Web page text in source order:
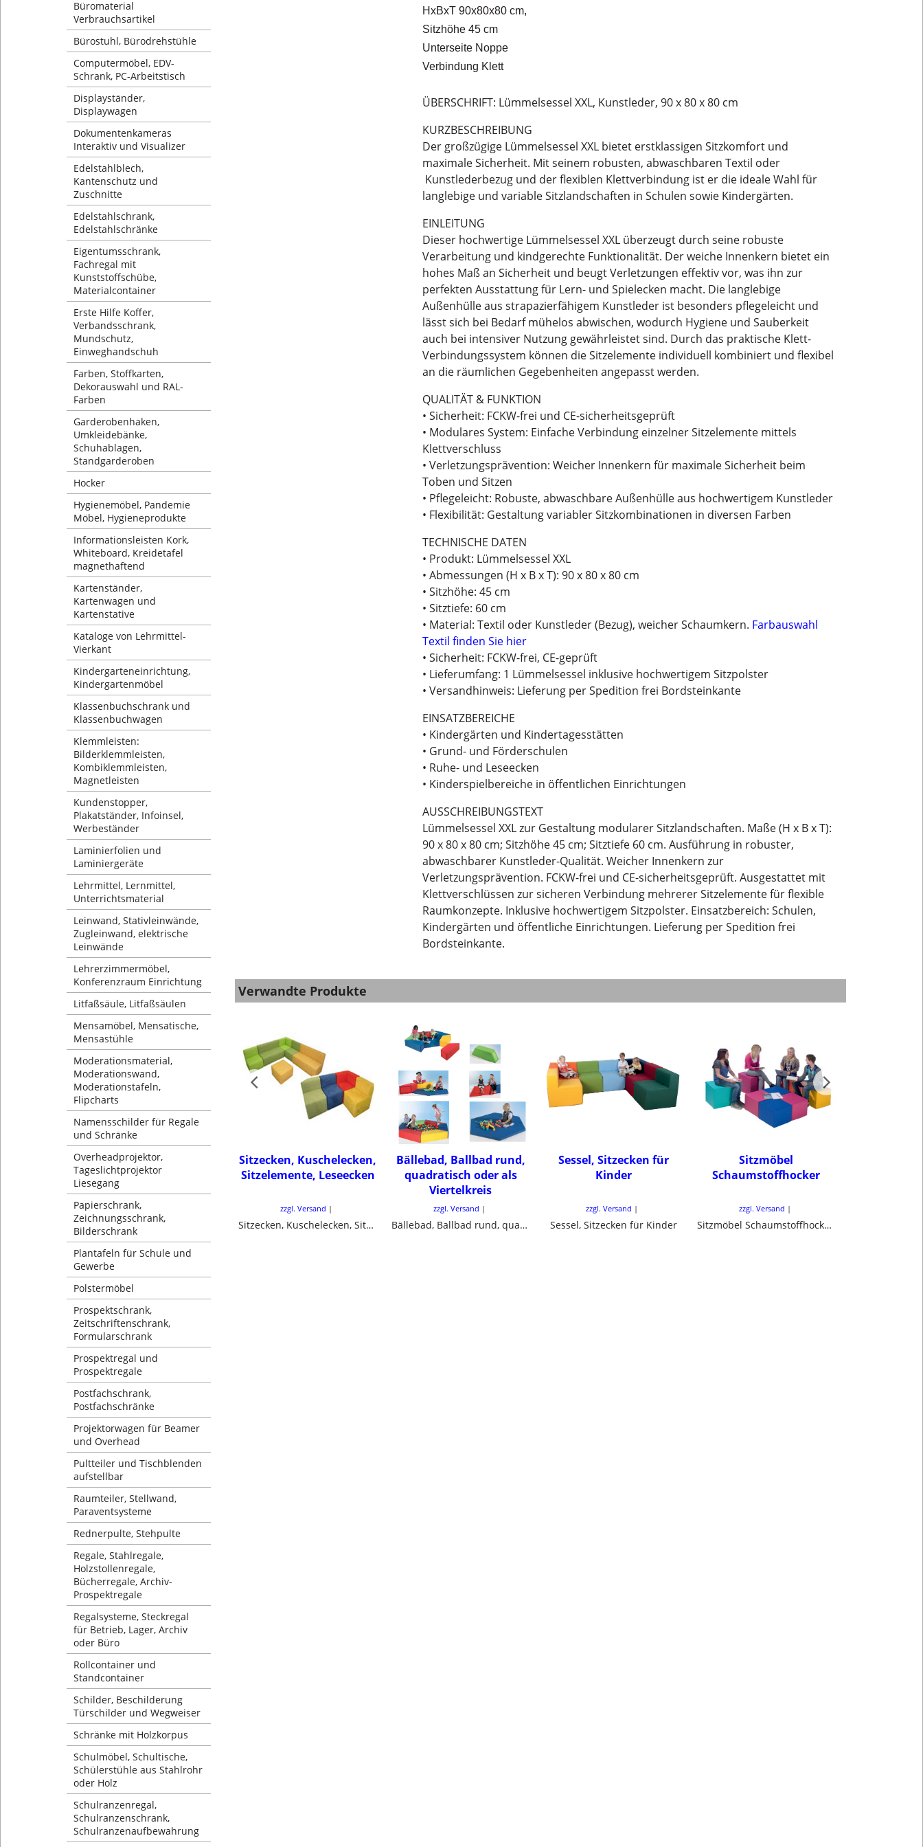
Büromaterial
Verbrauchsartikel
Bürostuhl, Bürodrehstühle
Computermöbel, EDV-
Schrank, PC-Arbeitstisch
Displayständer,
Displaywagen
Dokumentenkameras
Interaktiv und Visualizer
Edelstahlblech,
Kantenschutz und
Zuschnitte
Edelstahlschrank,
Edelstahlschränke
Eigentumsschrank,
Fachregal mit
Kunststoffschübe,
Materialcontainer
Erste Hilfe Koffer,
Verbandsschrank,
Mundschutz,
Einweghandschuh
Farben, Stoffkarten,
Dekorauswahl und RAL-
Farben
Garderobenhaken,
Umkleidebänke,
Schuhablagen,
Standgarderoben
Hocker
Hygienemöbel, Pandemie
Möbel, Hygieneprodukte
Informationsleisten Kork,
Whiteboard, Kreidetafel
magnethaftend
Kartenständer,
Kartenwagen und
Kartenstative
Kataloge von Lehrmittel-
Vierkant
Kindergarteneinrichtung,
Kindergartenmöbel
Klassenbuchschrank und
Klassenbuchwagen
Klemmleisten:
Bilderklemmleisten,
Kombiklemmleisten,
Magnetleisten
Kundenstopper,
Plakatständer, Infoinsel,
Werbeständer
Laminierfolien und
Laminiergeräte
Lehrmittel, Lernmittel,
Unterrichtsmaterial
Leinwand, Stativleinwände,
Zugleinwand, elektrische
Leinwände
Lehrerzimmermöbel,
Konferenzraum Einrichtung
Litfaßsäule, Litfaßsäulen
Mensamöbel, Mensatische,
Mensastühle
Moderationsmaterial,
Moderationswand,
Moderationstafeln,
Flipcharts
Namensschilder für Regale
und Schränke
Overheadprojektor,
Tageslichtprojektor
Liesegang
Papierschrank,
Zeichnungsschrank,
Bilderschrank
Plantafeln für Schule und
Gewerbe
Polstermöbel
Prospektschrank,
Zeitschriftenschrank,
Formularschrank
Prospektregal und
Prospektregale
Postfachschrank,
Postfachschränke
Projektorwagen für Beamer
und Overhead
Pultteiler und Tischblenden
aufstellbar
Raumteiler, Stellwand,
Paraventsysteme
Rednerpulte, Stehpulte
Regale, Stahlregale,
Holzstollenregale,
Bücherregale, Archiv-
Prospektregale
Regalsysteme, Steckregal
für Betrieb, Lager, Archiv
oder Büro
Rollcontainer und
Standcontainer
Schilder, Beschilderung
Türschilder und Wegweiser
Schränke mit Holzkorpus
Schulmöbel, Schultische,
Schülerstühle aus Stahlrohr
oder Holz
Schulranzenregal,
Schulranzenschrank,
Schulranzenaufbewahrung
HxBxT 90x80x80 cm,
Sitzhöhe 45 cm
Unterseite Noppe
Verbindung Klett
ÜBERSCHRIFT: Lümmelsessel XXL, Kunstleder, 90 x 80 x 80 cm
KURZBESCHREIBUNG
Der großzügige Lümmelsessel XXL bietet erstklassigen Sitzkomfort und
maximale Sicherheit. Mit seinem robusten, abwaschbaren Textil oder
Kunstlederbezug und der flexiblen Klettverbindung ist er die ideale Wahl für
langlebige und variable Sitzlandschaften in Schulen sowie Kindergärten.
EINLEITUNG
Dieser hochwertige Lümmelsessel XXL überzeugt durch seine robuste
Verarbeitung und kindgerechte Funktionalität. Der weiche Innenkern bietet ein
hohes Maß an Sicherheit und beugt Verletzungen effektiv vor, was ihn zur
perfekten Ausstattung für Lern- und Spielecken macht. Die langlebige
Außenhülle aus strapazierfähigem Kunstleder ist besonders pflegeleicht und
lässt sich bei Bedarf mühelos abwischen, wodurch Hygiene und Sauberkeit
auch bei intensiver Nutzung gewährleistet sind. Durch das praktische Klett-
Verbindungssystem können die Sitzelemente individuell kombiniert und flexibel
an die räumlichen Gegebenheiten angepasst werden.
QUALITÄT & FUNKTION
• Sicherheit: FCKW-frei und CE-sicherheitsgeprüft
• Modulares System: Einfache Verbindung einzelner Sitzelemente mittels
Klettverschluss
• Verletzungsprävention: Weicher Innenkern für maximale Sicherheit beim
Toben und Sitzen
• Pflegeleicht: Robuste, abwaschbare Außenhülle aus hochwertigem Kunstleder
• Flexibilität: Gestaltung variabler Sitzkombinationen in diversen Farben
TECHNISCHE DATEN
• Produkt: Lümmelsessel XXL
• Abmessungen (H x B x T): 90 x 80 x 80 cm
• Sitzhöhe: 45 cm
• Sitztiefe: 60 cm
• Material: Textil oder Kunstleder (Bezug), weicher Schaumkern. Farbauswahl
Textil finden Sie hier
• Sicherheit: FCKW-frei, CE-geprüft
• Lieferumfang: 1 Lümmelsessel inklusive hochwertigem Sitzpolster
• Versandhinweis: Lieferung per Spedition frei Bordsteinkante
EINSATZBEREICHE
• Kindergärten und Kindertagesstätten
• Grund- und Förderschulen
• Ruhe- und Leseecken
• Kinderspielbereiche in öffentlichen Einrichtungen
AUSSCHREIBUNGSTEXT
Lümmelsessel XXL zur Gestaltung modularer Sitzlandschaften. Maße (H x B x T):
90 x 80 x 80 cm; Sitzhöhe 45 cm; Sitztiefe 60 cm. Ausführung in robuster,
abwaschbarer Kunstleder-Qualität. Weicher Innenkern zur
Verletzungsprävention. FCKW-frei und CE-sicherheitsgeprüft. Ausgestattet mit
Klettverschlüssen zur sicheren Verbindung mehrerer Sitzelemente für flexible
Raumkonzepte. Inklusive hochwertigem Sitzpolster. Einsatzbereich: Schulen,
Kindergärten und öffentliche Einrichtungen. Lieferung per Spedition frei
Bordsteinkante.
Verwandte Produkte
Sitzecken, Kuschelecken,
Sitzelemente, Leseecken
zzgl. Versand
Sitzecken, Kuschelecken, Sitzelemente, Leseecken
Bällebad, Ballbad rund,
quadratisch oder als
Viertelkreis
zzgl. Versand
Bällebad, Ballbad rund, quadratisch oder als Viertelkreis
Sessel, Sitzecken für
Kinder
zzgl. Versand
Sessel, Sitzecken für Kinder
Sitzmöbel
Schaumstoffhocker
zzgl. Versand
Sitzmöbel Schaumstoffhocker, Cube, Sitzwürfel